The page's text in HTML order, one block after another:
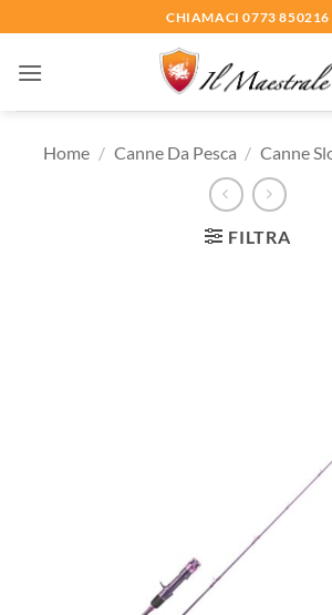
ai
contenuti
CHIAMACI 0773 850216
Home / Canne Da Pesca / Canne
FILTRA